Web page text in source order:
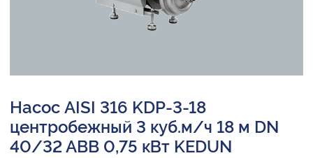
Насос AISI 316 KDP-3-18
центробежный 3 куб.м/ч 18 м DN
40/32 ABB 0,75 кВт KEDUN